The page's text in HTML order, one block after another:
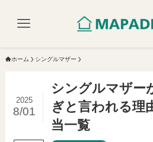
ホーム シングルマザー
シングルマザー
ぎと言われる理
当一覧
2025
8/01